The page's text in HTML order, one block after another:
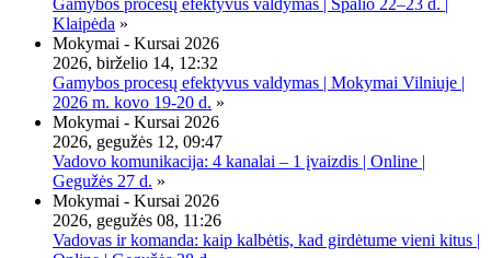
Gamybos procesų efektyvus valdymas | Spalio 22–23 d. |
Klaipėda »
Mokymai - Kursai 2026
2026, birželio 14, 12:32
Gamybos procesų efektyvus valdymas | Mokymai Vilniuje |
2026 m. kovo 19-20 d. »
Mokymai - Kursai 2026
2026, gegužės 12, 09:47
Vadovo komunikacija: 4 kanalai – 1 įvaizdis | Online |
Gegužės 27 d. »
Mokymai - Kursai 2026
2026, gegužės 08, 11:26
Vadovas ir komanda: kaip kalbėtis, kad girdėtume vieni kitus |